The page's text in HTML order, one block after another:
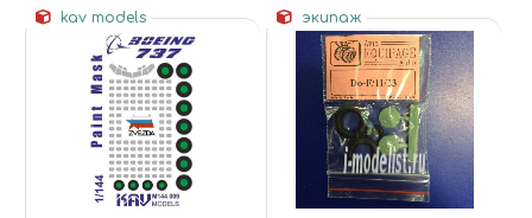
kav models экипаж